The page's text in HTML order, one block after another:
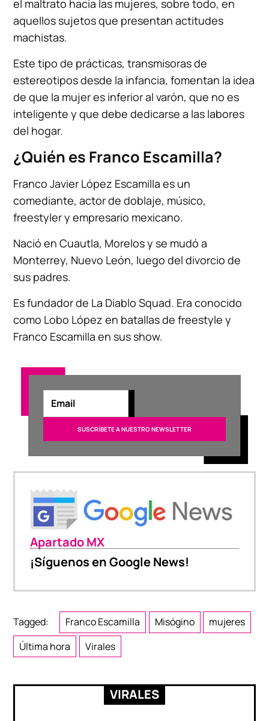
el maltrato hacia las mujeres, sobre todo, en
aquellos sujetos que presentan actitudes
machistas.
Este tipo de prácticas, transmisoras de
estereotipos desde la infancia, fomentan la idea
de que la mujer es inferior al varón, que no es
inteligente y que debe dedicarse a las labores
del hogar.
¿Quién es Franco Escamilla?
Franco Javier López Escamilla es un
comediante, actor de doblaje, músico,
freestyler y empresario mexicano.
Nació en Cuautla, Morelos y se mudó a
Monterrey, Nuevo León, luego del divorcio de
sus padres.
Es fundador de La Diablo Squad. Era conocido
como Lobo López en batallas de freestyle y
Franco Escamilla en sus show.​
Apartado MX
¡Síguenos en Google News!
Tagged: Franco Escamilla Misógino
mujeres
Última hora
Virales
VIRALES